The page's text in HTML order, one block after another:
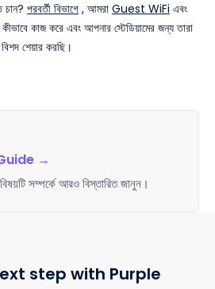
চান? পরবর্তী বিভাগে , আমরা Guest WiFi এবং
কাজ করে এবং আপনার স্টেডিয়ামের জন্য তারা
শেয়ার করছি।
→
সম্পর্কে আরও বিস্তারিত জানুন।
step with Purple